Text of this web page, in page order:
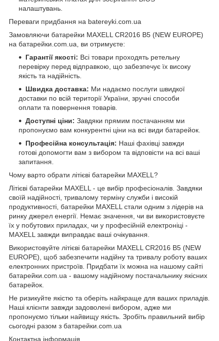
налаштувань.
Переваги придбання на batereyki.com.ua
Замовляючи батарейки MAXELL CR2016 B5 (NEW EUROPE)
на батарейки.com.ua, ви отримуєте:
Гарантії якості: Всі товари проходять ретельну
перевірку перед відправкою, що забезпечує їх високу
якість та надійність.
Швидка доставка: Ми надаємо послуги швидкої
доставки по всій території України, зручні способи
оплати та повернення товарів.
Доступні ціни: Завдяки прямим постачанням ми
пропонуємо вам конкурентні ціни на всі види батарейок.
Професійна консультація: Наші фахівці завжди
готові допомогти вам з вибором та відповісти на всі ваші
запитання.
Чому варто обрати літієві батарейки MAXELL?
Літієві батарейки MAXELL - це вибір професіоналів. Завдяки
своїй надійності, тривалому терміну служби і високій
продуктивності, батарейки MAXELL стали одним з лідерів на
ринку джерел енергії. Немає значення, чи ви використовуєте
їх у побутових приладах, чи у професійній електроніці -
MAXELL завжди виправдає ваші очікування.
Використовуйте літієві батарейки MAXELL CR2016 B5 (NEW
EUROPE), щоб забезпечити надійну та тривалу роботу ваших
електронних пристроїв. Придбати їх можна на нашому сайті
батарейки.com.ua - вашому надійному постачальнику якісних
батарейок.
Не ризикуйте якістю та оберіть найкраще для ваших приладів.
Наші клієнти завжди задоволені вибором, адже ми
пропонуємо тільки найвищу якість. Зробіть правильний вибір
сьогодні разом з батарейки.com.ua
Контактна інформація